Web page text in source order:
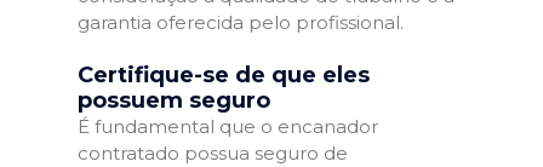
garantia oferecida pelo profissional.
Certifique-se de que eles
possuem seguro
É fundamental que o encanador
contratado possua seguro de